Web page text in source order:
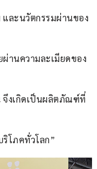
ละนวัตกรรมผ่านของ
านความละเมียดของ
จึงเกิดเป็นผลิตภัณฑ์ที่
โภคทั่วโลก”